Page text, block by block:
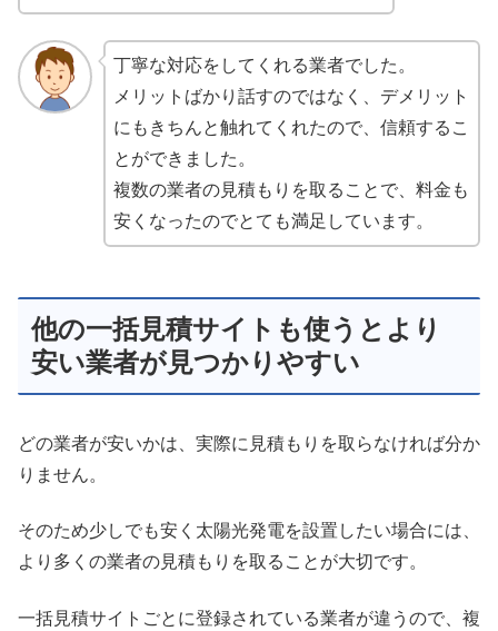
丁寧な対応をしてくれる業者でした。
メリットばかり話すのではなく、デメリット
にもきちんと触れてくれたので、信頼するこ
とができました。
複数の業者の見積もりを取ることで、料金も
安くなったのでとても満足しています。
他の一括見積サイトも使うとより
安い業者が見つかりやすい
どの業者が安いかは、実際に見積もりを取らなければ分か
りません。
そのため少しでも安く太陽光発電を設置したい場合には、
より多くの業者の見積もりを取ることが大切です。
一括見積サイトごとに登録されている業者が違うので、複